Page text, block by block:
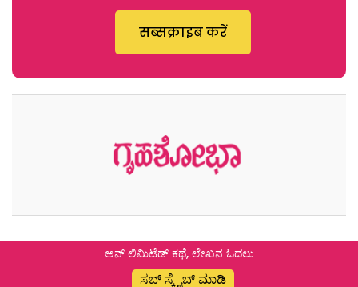
सब्सक्राइब करें
ಅನ್ ಲಿಮಿಟೆಡ್ ಕಥೆ, ಲೇಖನ ಓದಲು
ಸಬ್ ಸ್ಕ್ರೈಬ್ ಮಾಡಿ